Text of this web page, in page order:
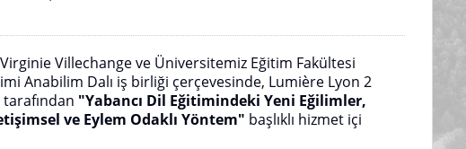
Villechange ve Üniversitemiz Eğitim Fakültesi
Anabilim Dalı iş birliği çerçevesinde, Lumière Lyon 2
"Yabancı Dil Eğitimindeki Yeni Eğilimler,
ve Eylem Odaklı Yöntem" başlıklı hizmet içi